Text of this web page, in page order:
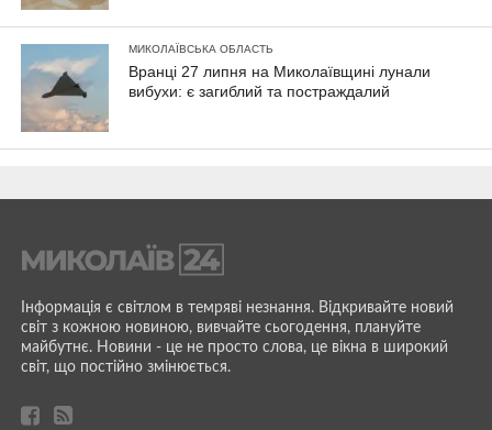
МИКОЛАЇВСЬКА ОБЛАСТЬ
Вранці 27 липня на Миколаївщині лунали
вибухи: є загиблий та постраждалий
Інформація є світлом в темряві незнання. Відкривайте новий
світ з кожною новиною, вивчайте сьогодення, плануйте
майбутнє. Новини - це не просто слова, це вікна в широкий
світ, що постійно змінюється.